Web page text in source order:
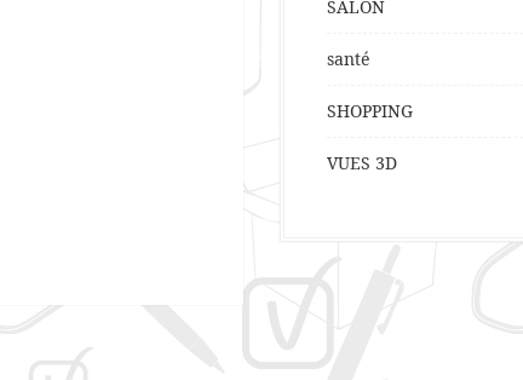
SALON
santé
SHOPPING
VUES 3D